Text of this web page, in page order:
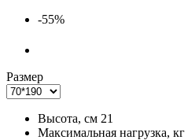
-55%
Размер
Высота, см 21
Максимальная нагрузка, кг